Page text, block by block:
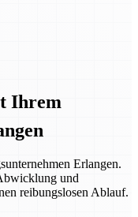
Ihrem
Erlangen.
und
reibungslosen Ablauf.